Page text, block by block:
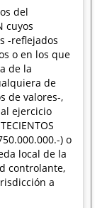
del
cuyos
-reflejados
o en los que
de la
de
de valores-,
ejercicio
) o
local de la
controlante,
a